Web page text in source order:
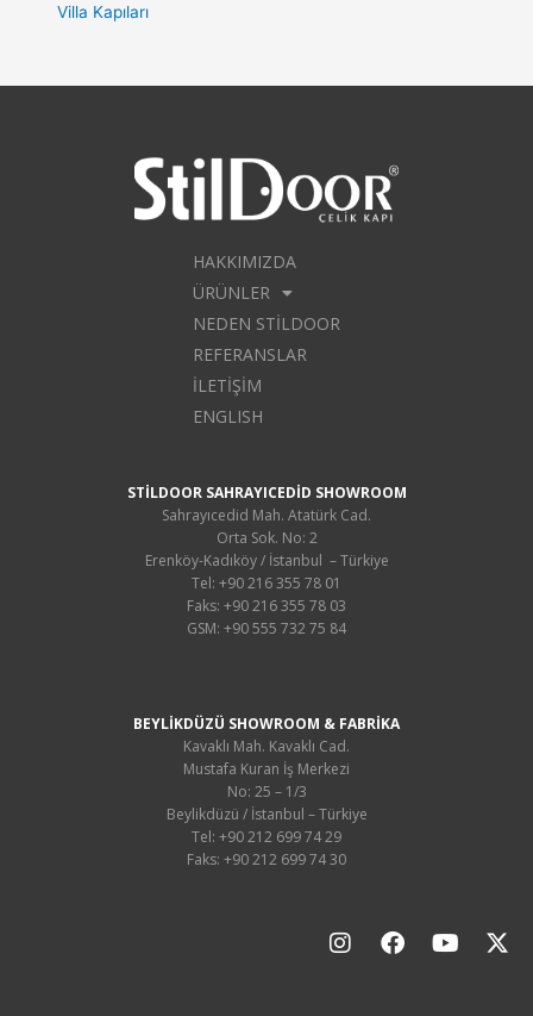
Villa Kapıları
HAKKIMIZDA
ÜRÜNLER
NEDEN STILDOOR
REFERANSLAR
İLETIŞIM
ENGLISH
STİLDOOR SAHRAYICEDİD SHOWROOM
Sahrayıcedid Mah. Atatürk Cad.
Orta Sok. No: 2
Erenköy-Kadıköy / İstanbul – Türkiye
Tel: +90 216 355 78 01
Faks: +90 216 355 78 03
GSM: +90 555 732 75 84
BEYLİKDÜZÜ SHOWROOM & FABRİKA
Kavaklı Mah. Kavaklı Cad.
Mustafa Kuran İş Merkezi
No: 25 – 1/3
Beylikdüzü / İstanbul – Türkiye
Tel: +90 212 699 74 29
Faks: +90 212 699 74 30